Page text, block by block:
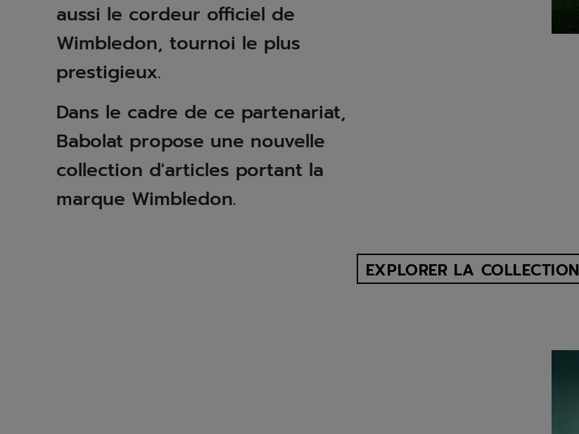
aussi le cordeur officiel de
Wimbledon, tournoi le plus
prestigieux.
Dans le cadre de ce partenariat,
Babolat propose une nouvelle
collection d'articles portant la
marque Wimbledon.
EXPLORER LA COLLECTION